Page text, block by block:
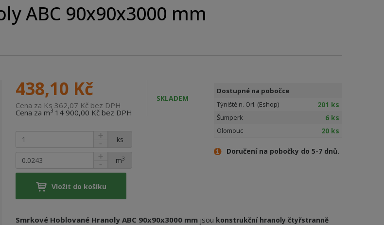
ABC 90x90x3000 mm
438,10 Kč
Cena za Ks 362,07 Kč bez DPH
Cena za m3 14 900,00 Kč bez DPH
SKLADEM
ks
m3
Vložit do košíku
Dostupné na pobočce
Týniště n. Orl. (Eshop)
201 ks
Šumperk 6 ks
Olomouc 20 ks
Doručení na pobočky do 5-7 dnů.
Smrkové Hoblované Hranoly ABC 90x90x3000 mm jsou konstrukční hranoly čtyřstranně